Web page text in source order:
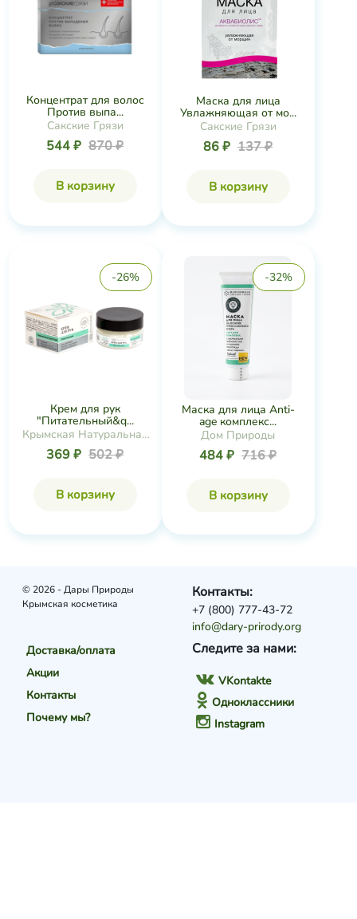
Концентрат для волос
Против выпа...
Сакские Грязи
544 ₽ 870 ₽
В корзину
Маска для лица
Увлажняющая от мо...
Сакские Грязи
86 ₽ 137 ₽
В корзину
-26%
Крем для рук
"Питательный&q...
Крымская Натуральная
Коллекция
369 ₽ 502 ₽
В корзину
-32%
Маска для лица Anti-
age комплекс...
Дом Природы
484 ₽ 716 ₽
В корзину
© 2026 - Дары Природы
Крымская косметика
Доставка/оплата
Акции
Контакты
Почему мы?
Следите за нами:
VKontakte
Одноклассники
Instagram
Контакты:
+7 (800) 777-43-72
info@dary-prirody.org